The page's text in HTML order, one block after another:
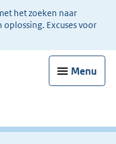
het zoeken naar
Excuses voor
Menu